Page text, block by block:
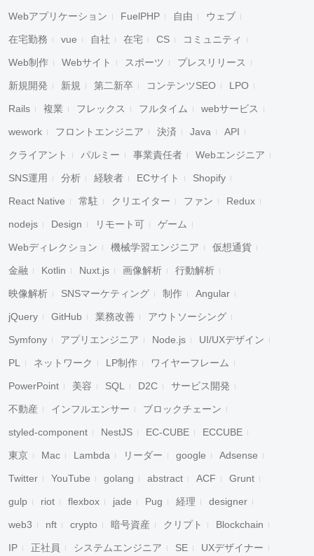
Webアプリケーション FuelPHP 自由 ウェブ
在宅勤務 vue 自社 在宅 CS コミュニティ
Web制作 Webサイト スポーツ プレスリリース
新規開発 新規 第二新卒 コンテンツSEO LPO
Rails 複業 フレックス フルタイム webサービス
wework フロントエンジニア 決済 Java API
クライアント パルミー 事業責任者 Webエンジニア
SNS運用 分析 経験者 ECサイト Shopify
React Native 常駐 クリエイター ファン Redux
nodejs Design リモート可 ゲーム
Webディレクション 機械学習エンジニア 仮想通貨
金融 Kotlin Nuxt.js 画像解析 行動解析
映像解析 SNSマーケティング 制作 Angular
jQuery GitHub 業務改善 アウトソーシング
Symfony アプリエンジニア Node.js UI/UXデザイン
PL ネットワーク LP制作 ワイヤーフレーム
PowerPoint 美容 SQL D2C サービス開発
不動産 インフルエンサー ブロックチェーン
styled-component NestJS EC-CUBE ECCUBE
東京 Mac Lambda リーダー google Adsense
Twitter YouTube golang abstract ACF Grunt
gulp riot flexbox jade Pug 経理 designer
web3 nft crypto 暗号資産 クリプト Blockchain
IP 正社員 システムエンジニア SE UXデザイナー